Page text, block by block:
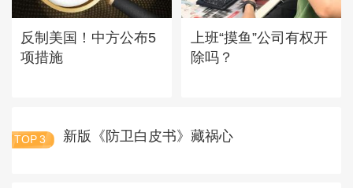
反制美国！中方公布5
项措施
上班“摸鱼”公司有权开
除吗？
TOP 3 新版《防卫白皮书》藏祸心